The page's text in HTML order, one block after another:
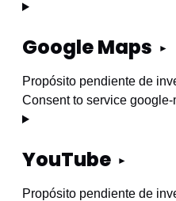
Google Maps
Propósito pendiente de
Consent to service google-
YouTube
Propósito pendiente de